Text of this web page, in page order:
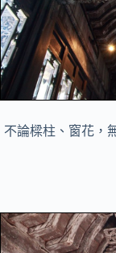
不論樑柱、窗花，